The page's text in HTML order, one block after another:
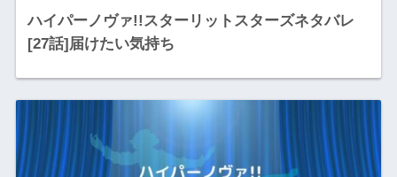
ハイパーノヴァ!!スターリットスターズネタバレ
[27話]届けたい気持ち